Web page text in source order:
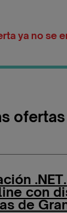
ya no se
con
de